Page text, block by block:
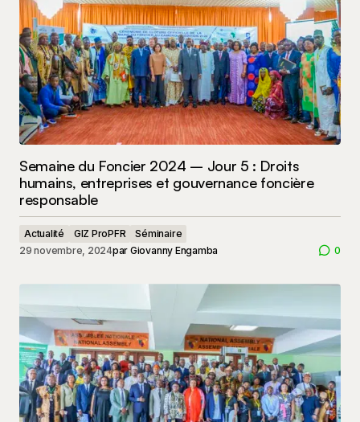
Semaine du Foncier 2024 – Jour 5 : Droits
humains, entreprises et gouvernance foncière
responsable
Actualité GIZ ProPFR
Séminaire
29 novembre, 2024par Giovanny Engamba 0